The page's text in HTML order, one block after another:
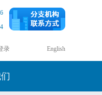
English
录